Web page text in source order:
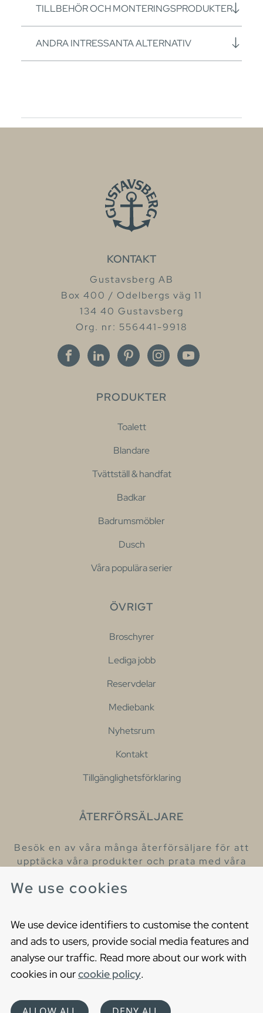
We use cookies
We use device identifiers to customise the content
and ads to users, provide social media features and
analyse our traffic. Read more about our work with
cookies in ourcookie policy.
TILLBEHÖR OCH MONTERINGSPRODUKTER
ANDRA INTRESSANTA ALTERNATIV
KONTAKT
Gustavsberg AB
Box 400 / Odelbergs väg 11
134 40 Gustavsberg
Org. nr: 556441-9918
PRODUKTER
Toalett
Blandare
Tvättställ & handfat
Badkar
Badrumsmöbler
Dusch
Våra populära serier
ÖVRIGT
Broschyrer
Lediga jobb
Reservdelar
Mediebank
Nyhetsrum
Kontakt
Tillgänglighetsförklaring
ÅTERFÖRSÄLJARE
Besök en av våra många återförsäljare för att
upptäcka våra produkter och prata med våra
Cookies
Privacy statement